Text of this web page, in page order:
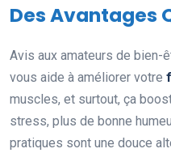
Des Avantages
Avis aux amateurs de bien-
vous aide à améliorer votre
muscles, et surtout, ça
stress, plus de bonne
pratiques sont une douce